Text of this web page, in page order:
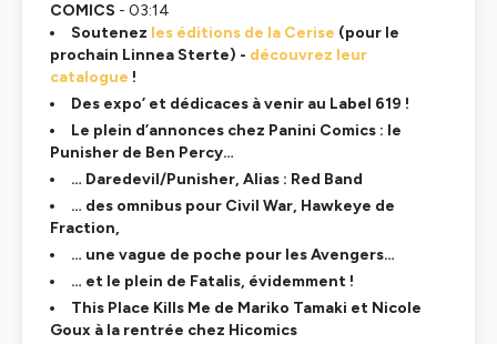
COMICS - 03:14
Soutenez les éditions de la Cerise (pour le
prochain Linnea Sterte) - découvrez leur
catalogue !
Des expo’ et dédicaces à venir au Label 619 !
Le plein d’annonces chez Panini Comics : le
Punisher de Ben Percy…
… Daredevil/Punisher, Alias : Red Band
… des omnibus pour Civil War, Hawkeye de
Fraction,
… une vague de poche pour les Avengers…
… et le plein de Fatalis, évidemment !
This Place Kills Me de Mariko Tamaki et Nicole
Goux à la rentrée chez Hicomics